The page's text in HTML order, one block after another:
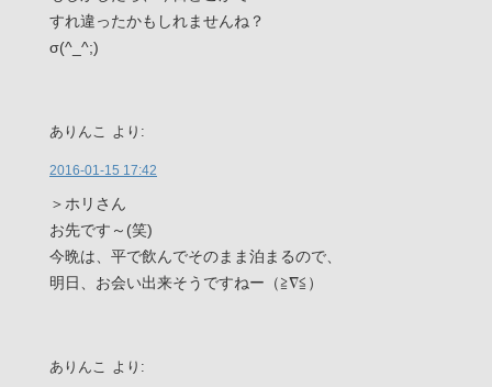
すれ違ったかもしれませんね？
σ(^_^;)
ありんこ より:
2016-01-15 17:42
＞ホリさん
お先です～(笑)
今晩は、平で飲んでそのまま泊まるので、
明日、お会い出来そうですねー（≧∇≦）
ありんこ より: